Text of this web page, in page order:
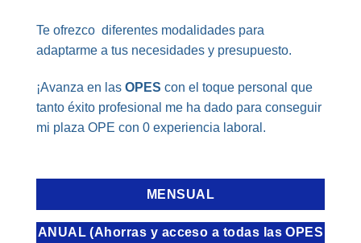
Te ofrezco diferentes modalidades para
adaptarme a tus necesidades y presupuesto.
¡Avanza en las OPES con el toque personal que
tanto éxito profesional me ha dado para conseguir
mi plaza OPE con 0 experiencia laboral.
MENSUAL
ANUAL (Ahorras y acceso a todas las OPES